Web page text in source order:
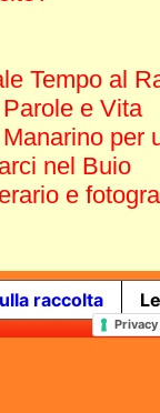
Tempo al
e Vita
per
nel Buio
e
- P.IVA
qualità di Affiliato
raccolta